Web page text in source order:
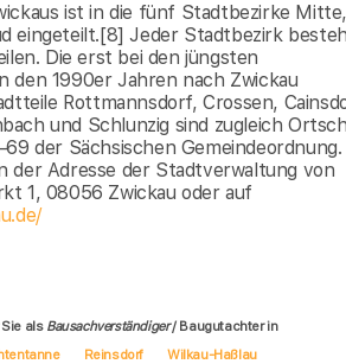
ist in die fünf Stadtbezirke
eingeteilt.[8] Jeder Stadtbezirk
Die erst bei den jüngsten
den 1990er Jahren nach Zwickau
Rottmannsdorf, Crossen,
und Schlunzig sind zugleich
der Sächsischen
der Adresse der Stadtverwaltung von
1, 08056 Zwickau oder auf
als Bausachverständiger/ Baugutachter in
Reinsdorf Wilkau-Haßlau